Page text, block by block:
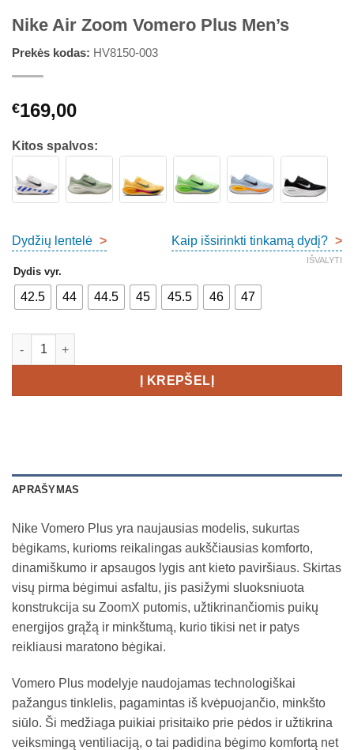
Nike Air Zoom Vomero Plus Men’s
Prekės kodas: HV8150-003
€169,00
Kitos spalvos:
Dydžių lentelė > Kaip išsirinkti tinkamą dydį? >
Dydis vyr.
42.5 44 44.5 45 45.5 46 47
IŠVALYTI
produkto kiekis: Nike Air Zoom Vomero Plus Men's
Į KREPŠELĮ
APRAŠYMAS
Nike Vomero Plus yra naujausias modelis, sukurtas
bėgikams, kurioms reikalingas aukščiausias komforto,
dinamiškumo ir apsaugos lygis ant kieto paviršiaus. Skirtas
visų pirma bėgimui asfaltu, jis pasižymi sluoksniuota
konstrukcija su ZoomX putomis, užtikrinančiomis puikų
energijos grąžą ir minkštumą, kurio tikisi net ir patys
reikliausi maratono bėgikai.
Vomero Plus modelyje naudojamas technologiškai
pažangus tinklelis, pagamintas iš kvėpuojančio, minkšto
siūlo. Ši medžiaga puikiai prisitaiko prie pėdos ir užtikrina
veiksmingą ventiliaciją, o tai padidina bėgimo komfortą net